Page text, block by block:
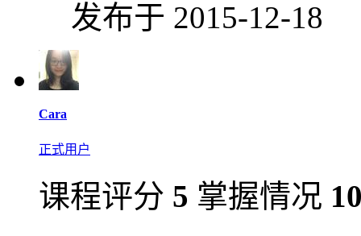
发布于 2015-12-18
Cara
正式用户
课程评分 5 掌握情况